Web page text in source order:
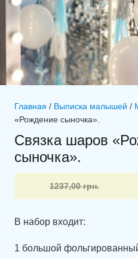
Главная / Выписка малышей /
«Рождение сыночка».
Связка шаров
сыночка».
1237,00грн.
Первоначальная
цена
составляла
Текущая
цена:
1179,00 грн..
В набор входит:
1 большой